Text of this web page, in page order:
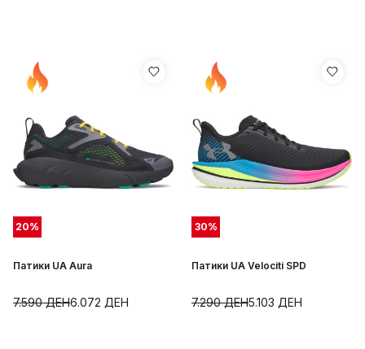
20%
Патики UA Aura
6.072 ДЕН
7.590ДЕН
30%
Патики UA Velociti SPD
5.103 ДЕН
7.290ДЕН